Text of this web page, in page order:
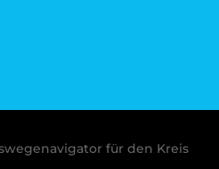
für den Kreis